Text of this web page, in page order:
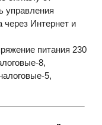
управления
через Интернет и
питания 230
8,
5,